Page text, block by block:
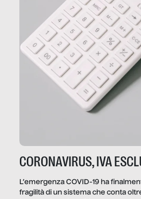
CORONAVIRUS, IVA
L’emergenza COVID-19 ha
fragilità di un sistema che conta